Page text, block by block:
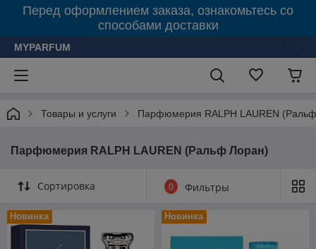
Перед оформлением заказа, ознакомьтесь со
способами доставки
MYPARFUM
Товары и услуги Парфюмерия RALPH LAUREN
Парфюмерия RALPH LAUREN (Ральф Лоран)
Сортировка 0 Фильтры
Новинка Новинка